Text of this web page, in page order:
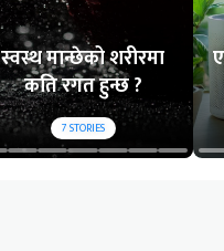
स्वस्थ मान्छेको शरीरमा
कति रगत हुन्छ ?
7STORIES